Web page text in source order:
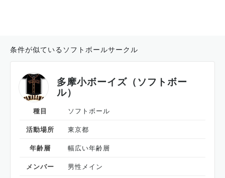
条件が似ているソフトボールサークル
多摩小ボーイズ（ソフトボー
ル）
種目 ソフトボール
活動場所 東京都
年齢層 幅広い年齢層
メンバー 男性メイン